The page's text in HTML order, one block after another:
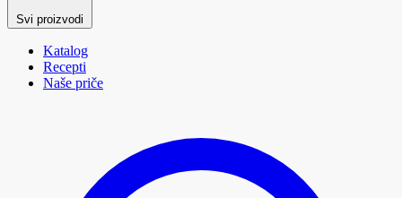
Svi proizvodi
Katalog
Recepti
Naše priče